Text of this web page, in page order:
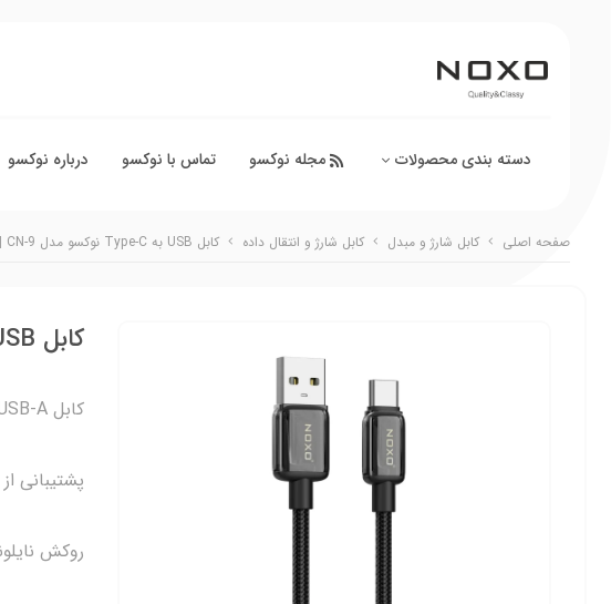
دسته بندی محصولات مجله نوکسو تماس با نوکسو درباره نوکسو
صفحه اصلی کابل شارژ و مبدل کابل شارژ و انتقال داده کابل USB به Type‑C نوکسو مدل CN‑9 | کابل شارژ 2.4 آمپر نایلونی طول 1 متر
کابل USB به Type‑C نوکسو مدل CN‑9 | کابل شارژ 2.4 آمپر نایلونی طول 1 متر
کابل USB-A به Type‑C مناسب شارژ و انتقال داده
پشتیبانی از
روکش